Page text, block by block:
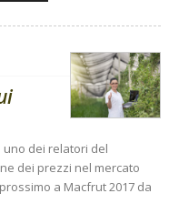
uno dei relatori del
dei prezzi nel mercato
a Macfrut 2017 da